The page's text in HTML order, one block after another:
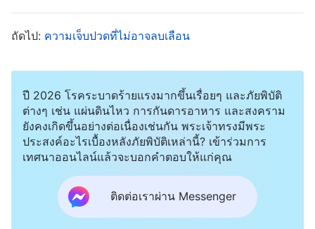
พยาบาลเพื่อตรวจเช็ค และคุณหมอบอกว่าฉันเป็นโรค
หัวใจพิการแต่กำเนิด เมื่อฉันอายุมากขึ้น ของเสียสะสม
ของฉันก็จะแย่ลงเรื่อยๆ ไม่มียารักษาอาการเจ็บป่วย
ของฉัน และสิ่งเดียวที่ฉันทำได้คือทานยาสมุนไพรจีน
บางตัวและพักผ่อนให้มากขึ้น ถ้าไม่มีอาการอื่นอีก ฉันก็
อาการกำเริบบ่อยๆ ฉันก็จะอยู่ในสภาพที่แย่มาก และ
เลวร้ายที่สุดก็อาจต้องได้รับการผ่าตัด ฉันอดกังวลไม่
ถัดไป: ความเจ็บปวดที่ไม่อาจลบเลือน
ปี 2026 โรคระบาดร้ายแรงมากขึ้นเรื่อยๆ และภัยพิบัติ
ต่างๆ เช่น แผ่นดินไหว การกันดารอาหาร และสงคราม
ยังคงเกิดขึ้นอย่างต่อเนื่องเช่นกัน พระเจ้าทรงมีพระ
ประสงค์อะไรเบื้องหลังภัยพิบัติเหล่านี้? เข้าร่วมการ
เทศนาออนไลน์แล้วจะบอกคำตอบให้แก่คุณ
ติดต่อเราผ่าน Messenger